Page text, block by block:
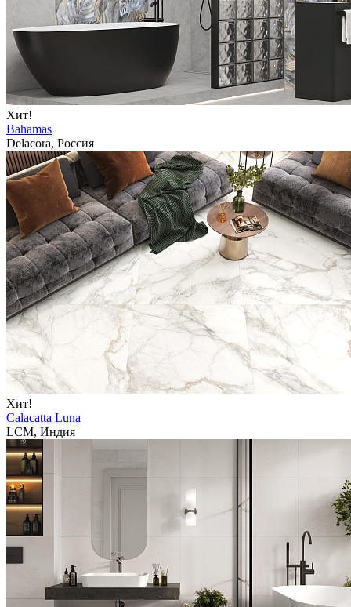
Хит!
Bahamas
Delacora, Россия
Хит!
Calacatta Luna
LCM, Индия